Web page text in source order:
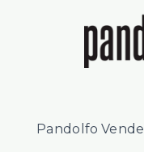
Pandolfo Vende